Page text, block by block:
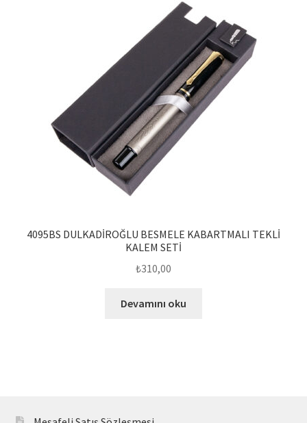
4095BS DULKADİROĞLU BESMELE KABARTMALI TEKLİ
KALEM SETİ
₺310,00
Devamını oku